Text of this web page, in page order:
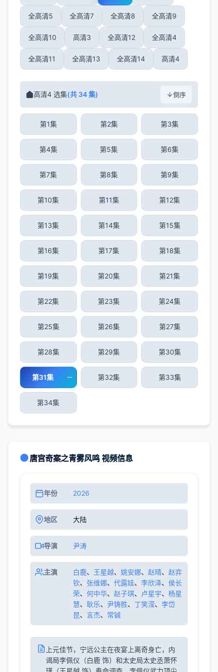
全高清5 全高清7 全高清8 全高清9
全高清10 高清3 全高清12 全高清4
全高清11 全高清13 全高清14 高清4
高清4 选集(共 34 集) 倒序
第1集 第2集 第3集
第4集 第5集 第6集
第7集 第8集 第9集
第10集 第11集 第12集
第13集 第14集 第15集
第16集 第17集 第18集
第19集 第20集 第21集
第22集 第23集 第24集
第25集 第26集 第27集
第28集 第29集 第30集
第31集 第32集 第33集
第34集
唐宫奇案之青雾风鸣 视频信息
年份 2026
地区 大陆
导演 尹涛
主演 白鹿、 王星越、 姚安娜、 赵晴、 赵弈
钦、 张维娜、 代露娃、 李欣泽、 侯长
荣、 何中华、 赵子琪、 卢星宇、 杨星
慧、 耿乐、 尹铸胜、 丁笑滢、 李岱
昆、 言杰、 常铖
上元佳节，宁远公主在夜宴上离奇身亡，内
谒局李佩仪（白鹿 饰）和太史局太史丞萧怀